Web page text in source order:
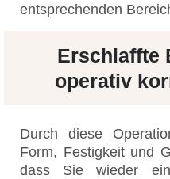
entsprechenden
Erschlaffte
operativ
Durch diese
Form, Festigkeit und
dass Sie wieder